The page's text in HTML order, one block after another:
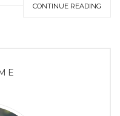
CONTINUE READING